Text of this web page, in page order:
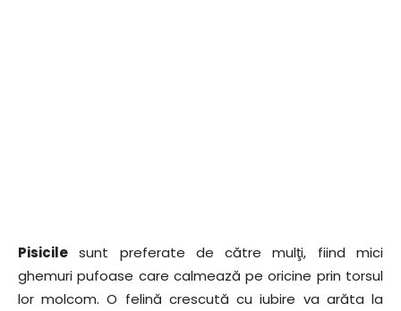
Pisicile sunt preferate de către mulţi, fiind mici
ghemuri pufoase care calmează pe oricine prin torsul
lor molcom. O felină crescută cu iubire va arăta la